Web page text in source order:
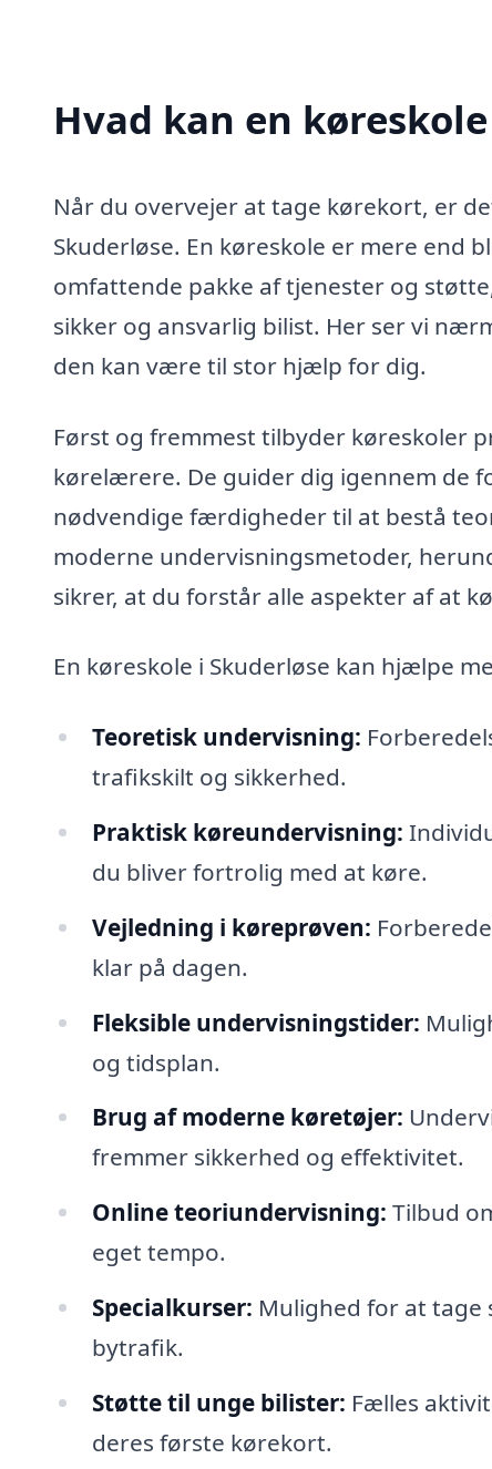
Hvad kan en
Når du overvejer at tage kørekort, er
Skuderløse. En køreskole er mere end
omfattende pakke af tjenester og
sikker og ansvarlig bilist. Her ser vi
den kan være til stor hjælp for dig.
Først og fremmest tilbyder køreskoler
kørelærere. De guider dig igennem de
nødvendige færdigheder til at bestå
moderne undervisningsmetoder,
sikrer, at du forstår alle aspekter af at
En køreskole i Skuderløse kan hjælpe
Teoretisk undervisning:
trafikskilt og sikkerhed.
Praktisk køreundervisning:
du bliver fortrolig med at køre.
Vejledning i køreprøven:
klar på dagen.
Fleksible undervisningstider:
og tidsplan.
Brug af moderne køretøjer:
fremmer sikkerhed og effektivitet.
Online teoriundervisning: Tilbud
eget tempo.
Specialkurser: Mulighed for at
bytrafik.
Støtte til unge bilister: Fælles
deres første kørekort.